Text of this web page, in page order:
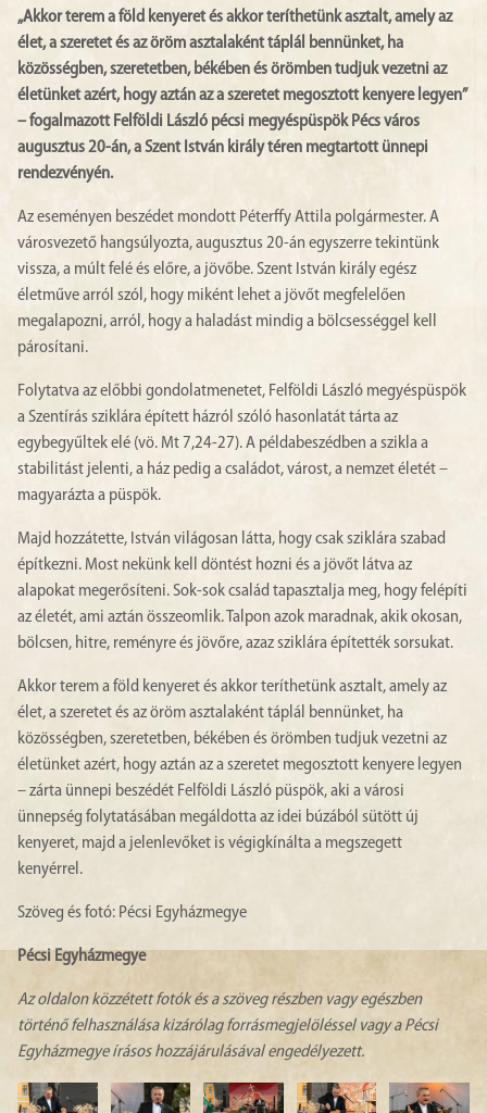
„Akkor terem a föld kenyeret és akkor teríthetünk asztalt, amely az
élet, a szeretet és az öröm asztalaként táplál bennünket, ha
közösségben, szeretetben, békében és örömben tudjuk vezetni az
életünket azért, hogy aztán az a szeretet megosztott kenyere legyen”
– fogalmazott Felföldi László pécsi megyéspüspök Pécs város
augusztus 20-án, a Szent István király téren megtartott ünnepi
rendezvényén.
Az eseményen beszédet mondott Péterffy Attila polgármester. A
városvezető hangsúlyozta, augusztus 20-án egyszerre tekintünk
vissza, a múlt felé és előre, a jövőbe. Szent István király egész
életműve arról szól, hogy miként lehet a jövőt megfelelően
megalapozni, arról, hogy a haladást mindig a bölcsességgel kell
párosítani.
Folytatva az előbbi gondolatmenetet, Felföldi László megyéspüspök
a Szentírás sziklára épített házról szóló hasonlatát tárta az
egybegyűltek elé (vö. Mt 7,24-27). A példabeszédben a szikla a
stabilitást jelenti, a ház pedig a családot, várost, a nemzet életét –
magyarázta a püspök.
Majd hozzátette, István világosan látta, hogy csak sziklára szabad
építkezni. Most nekünk kell döntést hozni és a jövőt látva az
alapokat megerősíteni. Sok-sok család tapasztalja meg, hogy felépíti
az életét, ami aztán összeomlik. Talpon azok maradnak, akik okosan,
bölcsen, hitre, reményre és jövőre, azaz sziklára építették sorsukat.
Akkor terem a föld kenyeret és akkor teríthetünk asztalt, amely az
élet, a szeretet és az öröm asztalaként táplál bennünket, ha
közösségben, szeretetben, békében és örömben tudjuk vezetni az
életünket azért, hogy aztán az a szeretet megosztott kenyere legyen
– zárta ünnepi beszédét Felföldi László püspök, aki a városi
ünnepség folytatásában megáldotta az idei búzából sütött új
kenyeret, majd a jelenlevőket is végigkínálta a megszegett
kenyérrel.
Szöveg és fotó: Pécsi Egyházmegye
Pécsi Egyházmegye
Az oldalon közzétett fotók és a szöveg részben vagy egészben
történő felhasználása kizárólag forrásmegjelöléssel vagy a Pécsi
Egyházmegye írásos hozzájárulásával engedélyezett.